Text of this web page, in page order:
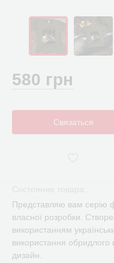
580 грн
Связаться
Представляю вам серію
власної розробки.
використанням
використання обридлого
дизайн.